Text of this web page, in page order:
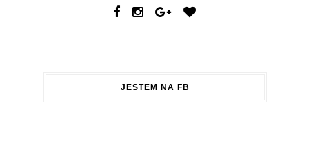
JESTEM NA FB